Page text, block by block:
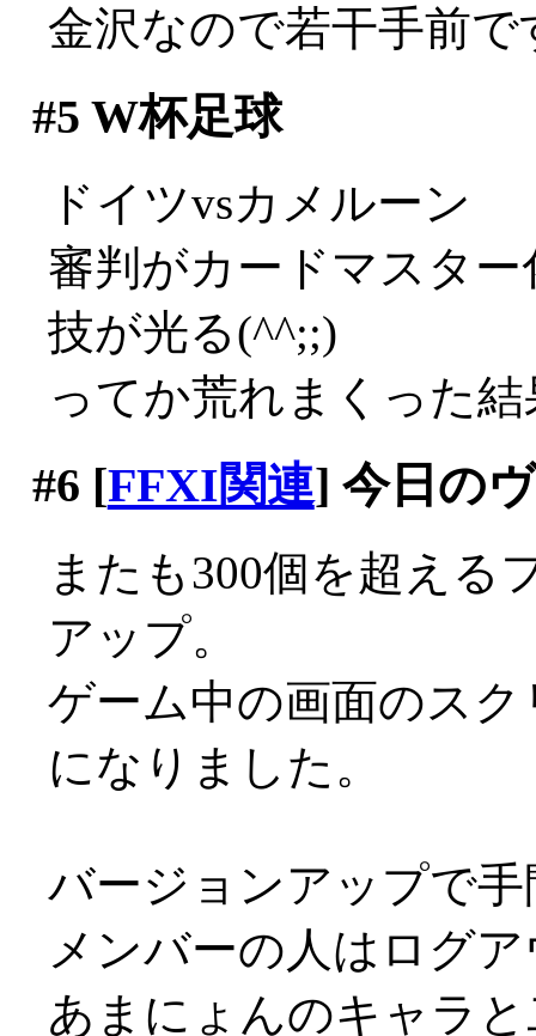
金沢なので若干手前で
#5 W杯足球
ドイツvsカメルーン
審判がカードマスタ
技が光る(^^;;)
ってか荒れまくった
#6 [FFXI関連] 今日の
またも300個を超える
アップ。
ゲーム中の画面のス
になりました。
バージョンアップで
メンバーの人はログ
あまにょんのキャラ